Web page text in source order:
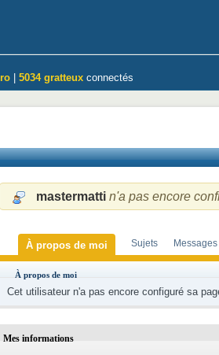
5034 gratteux connectés
mastermatti n'a pas encore
À propos de moi Sujets Messages
À propos de moi
Cet utilisateur n'a pas encore configuré sa
Mes informations